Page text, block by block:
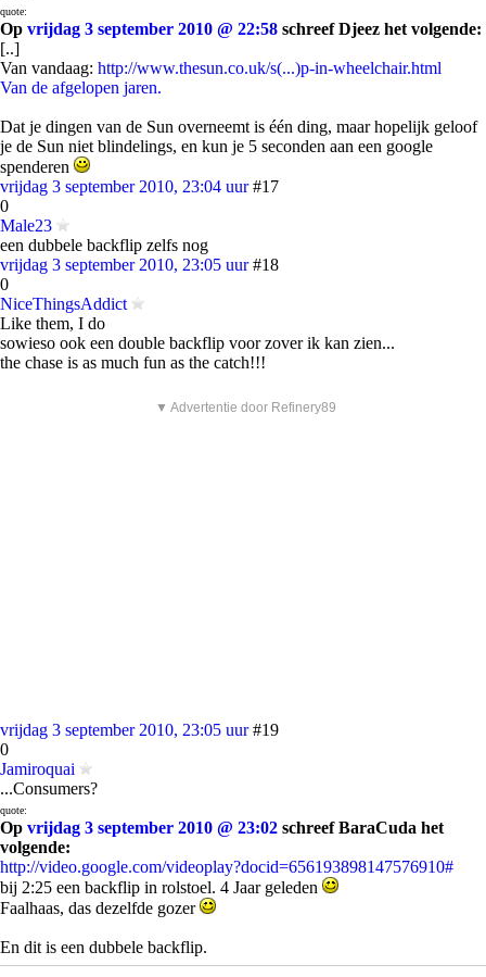
quote:
Op vrijdag 3 september 2010 @ 22:58 schreef Djeez het volgende:
[..]
Van vandaag: http://www.thesun.co.uk/s(...)p-in-wheelchair.html
Van de afgelopen jaren.
Dat je dingen van de Sun overneemt is één ding, maar hopelijk geloof
je de Sun niet blindelings, en kun je 5 seconden aan een google
spenderen
vrijdag 3 september 2010, 23:04 uur #17
0
Male23
een dubbele backflip zelfs nog
vrijdag 3 september 2010, 23:05 uur #18
0
NiceThingsAddict
Like them, I do
sowieso ook een double backflip voor zover ik kan zien...
the chase is as much fun as the catch!!!
▼ Advertentie door Refinery89
vrijdag 3 september 2010, 23:05 uur #19
0
Jamiroquai
...Consumers?
quote:
Op vrijdag 3 september 2010 @ 23:02 schreef BaraCuda het
volgende:
http://video.google.com/videoplay?docid=656193898147576910#
bij 2:25 een backflip in rolstoel. 4 Jaar geleden
Faalhaas, das dezelfde gozer
En dit is een dubbele backflip.